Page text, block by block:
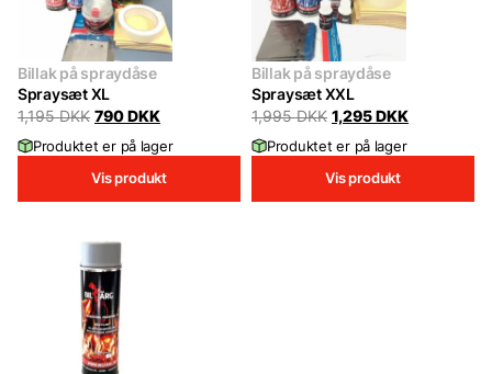
Billak på spraydåse
Spraysæt XL
1,195DKK Original
was:
790DKKCurrent
is:
Produktet er på lager
Vis produkt
Billak på spraydåse
Spraysæt XXL
1,995DKK Original
was:
1,295DKKCurrent
Produktet er på lager
Vis produkt